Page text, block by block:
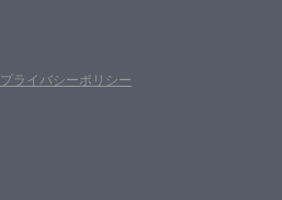
プライバシーポリシー